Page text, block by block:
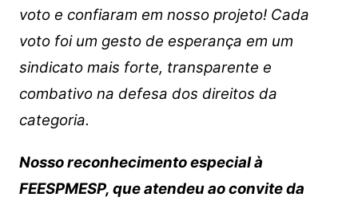
voto e confiaram em nosso projeto! Cada
voto foi um gesto de esperança em um
sindicato mais forte, transparente e
combativo na defesa dos direitos da
categoria.
Nosso reconhecimento especial à
FEESPMESP, que atendeu ao convite da